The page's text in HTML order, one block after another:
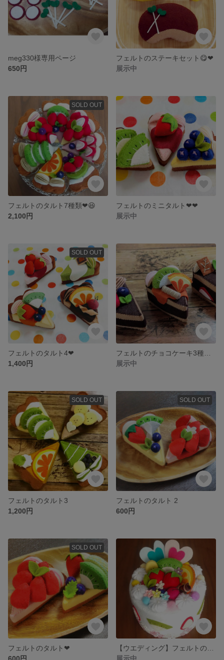
meg330様専用ページ
650円
フェルトのステーキセット😋❤
展示中
SOLD OUT
フェルトのタルト7種類❤😆
2,100円
フェルトのミニタルト❤❤
展示中
SOLD OUT
フェルトのタルト4❤
1,400円
展示中
SOLD OUT
フェルトのタルト3
1,200円
SOLD OUT
フェルトのタルト 2
600円
SOLD OUT
フェルトのタルト❤
600円
展示中